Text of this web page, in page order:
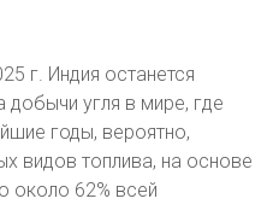
г. Индия останется
угля в мире, где
годы, вероятно,
видов топлива, на основе
около 62% всей